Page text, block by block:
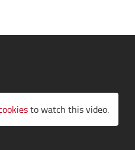
to watch this video.